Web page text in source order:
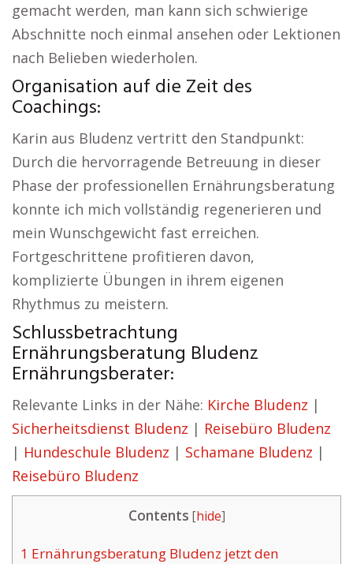
gemacht werden, man kann sich schwierige
Abschnitte noch einmal ansehen oder Lektionen
nach Belieben wiederholen.
Organisation auf die Zeit des
Coachings:
Karin aus Bludenz vertritt den Standpunkt:
Durch die hervorragende Betreuung in dieser
Phase der professionellen Ernährungsberatung
konnte ich mich vollständig regenerieren und
mein Wunschgewicht fast erreichen.
Fortgeschrittene profitieren davon,
komplizierte Übungen in ihrem eigenen
Rhythmus zu meistern.
Schlussbetrachtung
Ernährungsberatung Bludenz
Ernährungsberater:
Relevante Links in der Nähe: Kirche Bludenz |
Sicherheitsdienst Bludenz | Reisebüro Bludenz
| Hundeschule Bludenz | Schamane Bludenz |
Reisebüro Bludenz
Contents [hide]
1 Ernährungsberatung Bludenz jetzt den